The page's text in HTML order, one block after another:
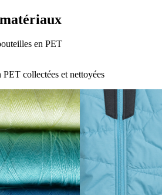
en PET
PET collectées et nettoyées